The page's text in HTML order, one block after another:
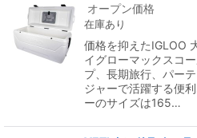
オープン価格
在庫あり
価格を抑えたIGLOO
イグローマックスコ
プ、長期旅行、パー
ジャーで活躍する便
ーのサイズは165…